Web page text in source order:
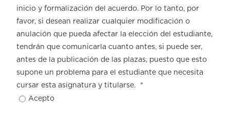
inicio y formalización del acuerdo. Por lo tanto, por
favor, si desean realizar cualquier modificación o
anulación que pueda afectar la elección del estudiante,
tendrán que comunicarla cuanto antes, si puede ser,
antes de la publicación de las plazas, puesto que esto
supone un problema para el estudiante que necesita
cursar esta asignatura y titularse.
*
Acepto